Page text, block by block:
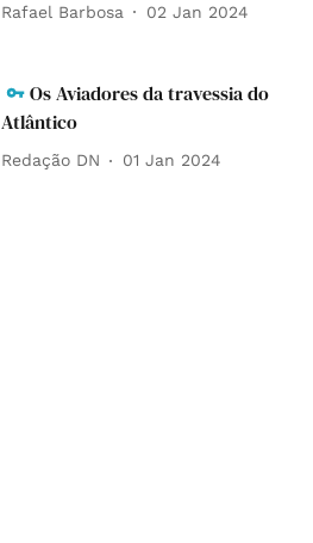
Rafael Barbosa 02 Jan 2024
Os Aviadores da travessia do
Atlântico
Redação DN 01 Jan 2024